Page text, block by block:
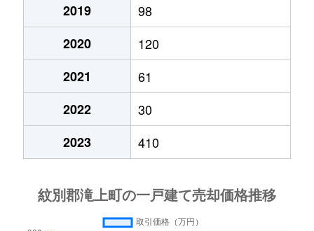
2019
98
2020
120
2021
61
2022
30
2023
410